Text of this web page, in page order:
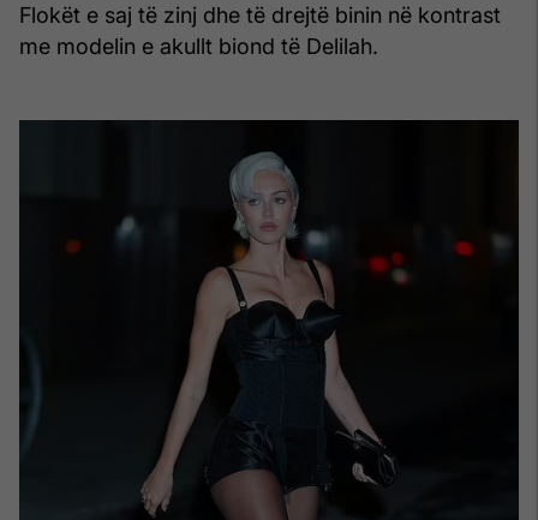
Flokët e saj të zinj dhe të drejtë binin në kontrast
me modelin e akullt biond të Delilah.